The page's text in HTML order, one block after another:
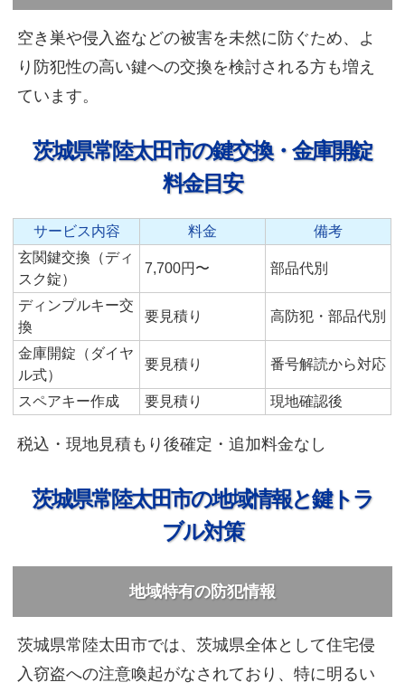
空き巣や侵入盗などの被害を未然に防ぐため、よ
り防犯性の高い鍵への交換を検討される方も増え
ています。
茨城県常陸太田市の鍵交換・金庫開錠
料金目安
サービス内容 料金
備考
玄関鍵交換（ディ
スク錠）
7,700円〜 部品代別
ディンプルキー交
換
要見積り 高防犯・部品代別
金庫開錠（ダイヤ
ル式）
要見積り 番号解読から対応
スペアキー作成 要見積り 現地確認後
税込・現地見積もり後確定・追加料金なし
茨城県常陸太田市の地域情報と鍵トラ
ブル対策
地域特有の防犯情報
茨城県常陸太田市では、茨城県全体として住宅侵
入窃盗への注意喚起がなされており、特に明るい